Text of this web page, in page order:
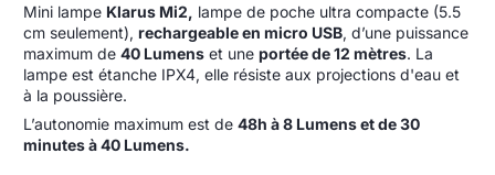
Mini lampe Klarus Mi2, lampe de poche ultra compacte (5.5
cm seulement), rechargeable en micro USB, d’une puissance
maximum de 40 Lumens et une portée de 12 mètres. La
lampe est étanche IPX4, elle résiste aux projections d'eau et
à la poussière.
L’autonomie maximum est de 48h à 8 Lumens et de 30
minutes à 40 Lumens.